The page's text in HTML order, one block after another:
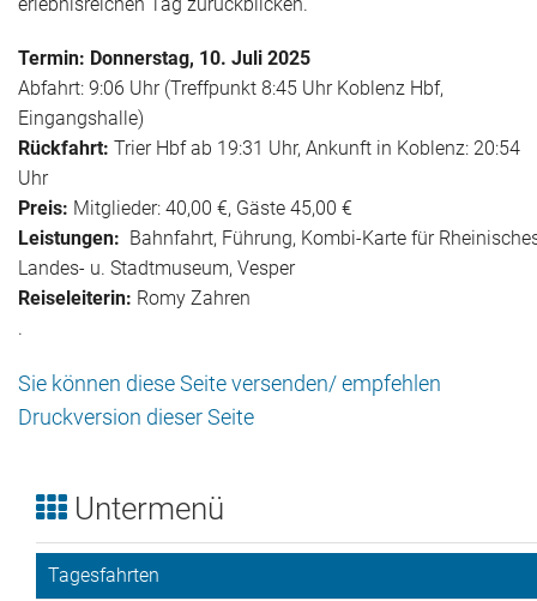
Termin: Donnerstag, 10. Juli 2025
Abfahrt: 9:06 Uhr (Treffpunkt 8:45 Uhr Koblenz Hbf,
Eingangshalle)
Rückfahrt: Trier Hbf ab 19:31 Uhr, Ankunft in Koblenz: 20:54
Uhr
Preis: Mitglieder: 40,00 €, Gäste 45,00 €
Leistungen: Bahnfahrt, Führung, Kombi-Karte für
Landes- u. Stadtmuseum, Vesper
Reiseleiterin: Romy Zahren
.
Sie können diese Seite versenden/ empfehlen
Druckversion dieser Seite
Untermenü
Tagesfahrten